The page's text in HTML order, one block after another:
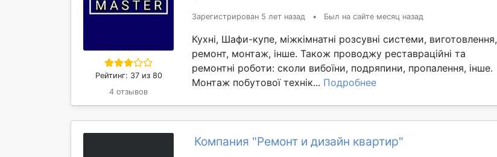
Рейтинг: 37 из 80
4 отзывов
Зарегистрирован 5 лет назад • Был на сайте месяц назад
Кухні, Шафи-купе, міжкімнатні розсувні системи, виготовлення,
ремонт, монтаж, інше. Також проводжу реставраційні та
ремонтні роботи: сколи вибоїни, подряпини, пропалення, інше.
Монтаж побутової технік... Подробнее
Компания "Ремонт и дизайн квартир"